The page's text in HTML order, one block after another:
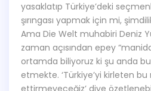
yasaklatıp Türkiye’deki
şırıngası yapmak için mi,
Ama Die Welt muhabiri Deniz
zaman açısından epey
ortamda biliyoruz ki şu anda
etmekte. ‘Türkiye’yi kirleten
ettirmeyeceğiz’ diye